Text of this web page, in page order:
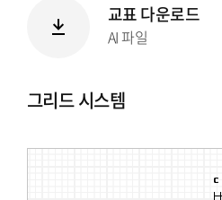
교표 다운로드
AI 파일
그리드 시스템